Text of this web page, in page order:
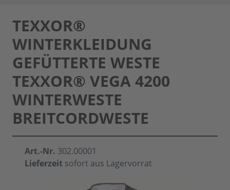
TEXXOR®
WINTERKLEIDUNG
GEFÜTTERTE WESTE
TEXXOR® VEGA 4200
WINTERWESTE
BREITCORDWESTE
Art.-Nr. 302.00001
Lieferzeit sofort aus Lagervorrat